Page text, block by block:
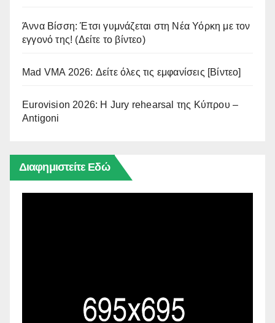
Άννα Βίσση: Έτσι γυμνάζεται στη Νέα Υόρκη με τον
εγγονό της! (Δείτε το βίντεο)
Mad VMA 2026: Δείτε όλες τις εμφανίσεις [Βίντεο]
Eurovision 2026: Η Jury rehearsal της Κύπρου –
Antigoni
Διαφημιστείτε Εδώ